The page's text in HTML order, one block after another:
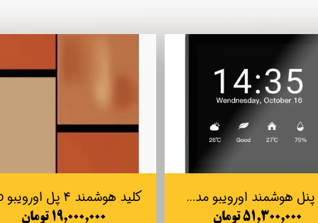
۱۹,۰۰۰,۰۰۰ تومان
تاچ پنل هوشمند اورویبو مدل میکس پد مینی/ Orvibo Mixpad Mini
۵۱,۳۰۰,۰۰۰ تومان